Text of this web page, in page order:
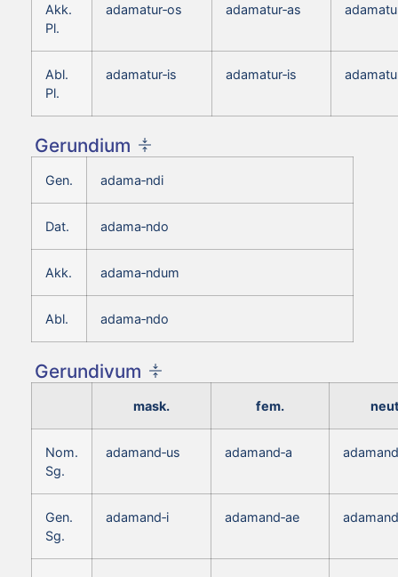
Akk.
Pl.
adamatur‑os adamatur‑as
Abl.
Pl.
adamatur‑is adamatur‑is
Gerundium
Gen. adama‑ndi
Dat. adama‑ndo
Akk. adama‑ndum
Abl. adama‑ndo
Gerundivum
mask. fem.
Nom.
Sg.
adamand‑us adamand‑a
Gen.
Sg.
adamand‑i adamand‑ae